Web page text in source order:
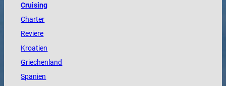
Cruising
Charter
Reviere
Kroatien
Griechenland
Spanien